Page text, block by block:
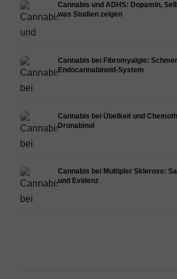
Cannabis und ADHS: Dopamin,
was Studien zeigen
Cannabis bei Fibromyalgie:
Endocannabinoid-System
Cannabis bei Übelkeit und
Dronabinol
Cannabis bei Multipler Sklerose:
und Evidenz